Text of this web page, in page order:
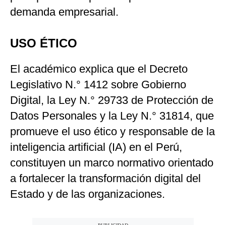
demanda empresarial.
USO ÉTICO
El académico explica que el Decreto
Legislativo N.° 1412 sobre Gobierno
Digital, la Ley N.° 29733 de Protección de
Datos Personales y la Ley N.° 31814, que
promueve el uso ético y responsable de la
inteligencia artificial (IA) en el Perú,
constituyen un marco normativo orientado
a fortalecer la transformación digital del
Estado y de las organizaciones.